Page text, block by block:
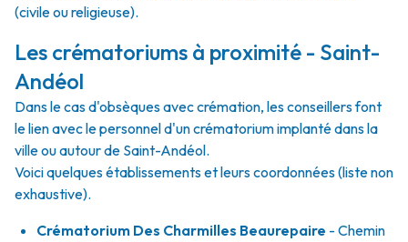
(civile ou religieuse).
Les crématoriums à proximité - Saint-
Andéol
Dans le cas d'obsèques avec crémation, les conseillers font
le lien avec le personnel d'un crématorium implanté dans la
ville ou autour de Saint-Andéol.
Voici quelques établissements et leurs coordonnées (liste non
exhaustive).
Crématorium Des Charmilles Beaurepaire - Chemin